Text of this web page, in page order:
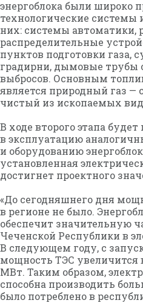
энергоблока были широко
технологические системы
них: системы автоматики,
распределительные
пунктов подготовки газа,
градирни, дымовые трубы
выбросов. Основным
является природный газ —
чистый из ископаемых
В ходе второго этапа
в эксплуатацию
и оборудованию
установленная
достигнет проектного
«До сегодняшнего дня
в регионе не было.
обеспечит значительную
Чеченской Республики в
В следующем году, с
мощность ТЭС увеличится
МВт. Таким образом,
способна производить
было потреблено в